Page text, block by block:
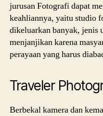
jurusan Fotografi dapat
keahliannya, yaitu studio
dikeluarkan banyak, jenis
menjanjikan karena
perayaan yang harus
Traveler
Berbekal kamera dan